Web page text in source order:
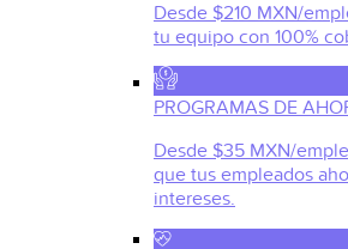
Desde $210 MXN/
tu equipo con 100%
PROGRAMAS DE
Desde $35 MXN/
que tus empleados
intereses.